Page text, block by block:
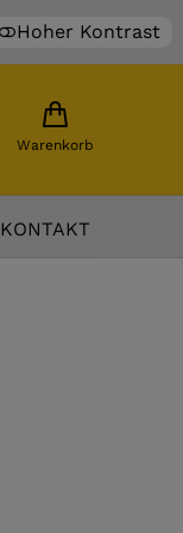
Hoher Kontrast
Warenkorb
KONTAKT